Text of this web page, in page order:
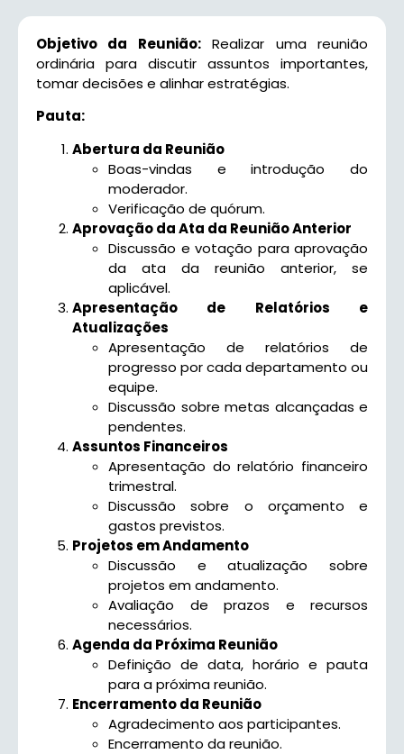
Objetivo da Reunião:Realizar uma reunião
ordinária para discutir assuntos importantes,
tomar decisões e alinhar estratégias.
Pauta:
Abertura da Reunião
Boas-vindas e introdução do
moderador.
Verificação de quórum.
Aprovação da Ata da Reunião Anterior
Discussão e votação para aprovação
da ata da reunião anterior, se
aplicável.
Apresentação de Relatórios e
Atualizações
Apresentação de relatórios de
progresso por cada departamento ou
equipe.
Discussão sobre metas alcançadas e
pendentes.
Assuntos Financeiros
Apresentação do relatório financeiro
trimestral.
Discussão sobre o orçamento e
gastos previstos.
Projetos em Andamento
Discussão e atualização sobre
projetos em andamento.
Avaliação de prazos e recursos
necessários.
Agenda da Próxima Reunião
Definição de data, horário e pauta
para a próxima reunião.
Encerramento da Reunião
Agradecimento aos participantes.
Encerramento da reunião.